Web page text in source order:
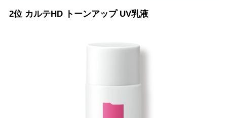
2位 カルテHD トーンアップ UV乳液